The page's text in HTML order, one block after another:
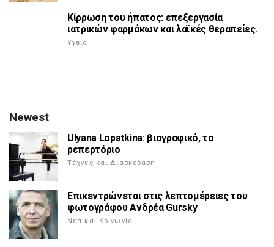
Κίρρωση του ήπατος: επεξεργασία
ιατρικών φαρμάκων και λαϊκές θεραπείες.
Υγεία
Newest
Ulyana Lopatkina: βιογραφικό, το
ρεπερτόριο
Τέχνες και Διασκέδαση
Επικεντρώνεται στις λεπτομέρειες του
φωτογράφου Ανδρέα Gursky
Νέα και Κοινωνία